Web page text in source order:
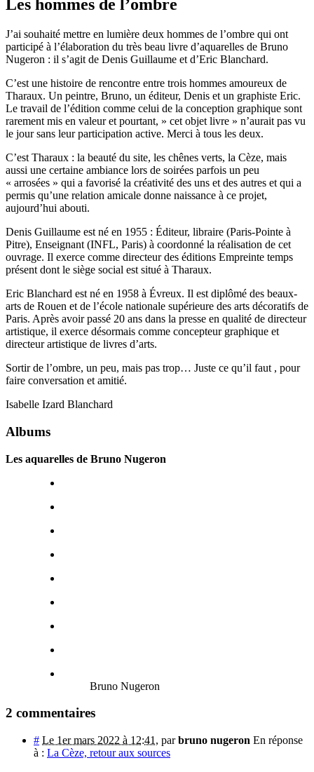
Les hommes de l’ombre
J’ai souhaité mettre en lumière deux hommes de l’ombre qui ont
participé à l’élaboration du très beau livre d’aquarelles de Bruno
Nugeron : il s’agit de Denis Guillaume et d’Eric Blanchard.
C’est une histoire de rencontre entre trois hommes amoureux de
Tharaux. Un peintre, Bruno, un éditeur, Denis et un graphiste Eric.
Le travail de l’édition comme celui de la conception graphique sont
rarement mis en valeur et pourtant, » cet objet livre » n’aurait pas vu
le jour sans leur participation active. Merci à tous les deux.
C’est Tharaux : la beauté du site, les chênes verts, la Cèze, mais
aussi une certaine ambiance lors de soirées parfois un peu
« arrosées » qui a favorisé la créativité des uns et des autres et qui a
permis qu’une relation amicale donne naissance à ce projet,
aujourd’hui abouti.
Denis Guillaume est né en 1955 : Éditeur, libraire (Paris-Pointe à
Pitre), Enseignant (INFL, Paris) à coordonné la réalisation de cet
ouvrage. Il exerce comme directeur des éditions Empreinte temps
présent dont le siège social est situé à Tharaux.
Eric Blanchard est né en 1958 à Évreux. Il est diplômé des beaux-
arts de Rouen et de l’école nationale supérieure des arts décoratifs de
Paris. Après avoir passé 20 ans dans la presse en qualité de directeur
artistique, il exerce désormais comme concepteur graphique et
directeur artistique de livres d’arts.
Sortir de l’ombre, un peu, mais pas trop… Juste ce qu’il faut , pour
faire conversation et amitié.
Isabelle Izard Blanchard
Albums
Les aquarelles de Bruno Nugeron
Bruno Nugeron
2 commentaires
# Le 1er mars 2022 à 12:41 , parbruno nugeron En réponse
à : La Cèze, retour aux sources